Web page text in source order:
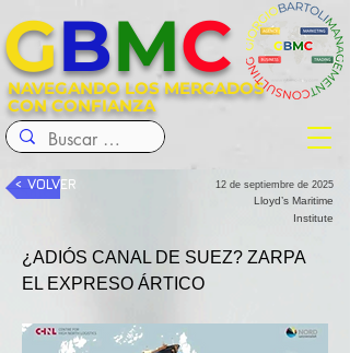
NAVEGANDO LOS MERCADOS
CON CONFIANZA
GBMC
< VOLVER 12 de septiembre de 2025
Lloyd’s Maritime
Institute
¿ADIÓS CANAL DE SUEZ? ZARPA
EL EXPRESO ÁRTICO